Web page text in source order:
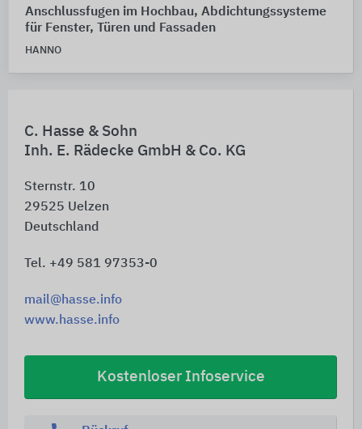
C. Hasse & Sohn
Inh. E. Rädecke GmbH & Co. KG
Sternstr. 10
29525 Uelzen
Deutschland
Tel. +49 581 97353-0
mail@hasse.info
www.hasse.info
Kostenloser Infoservice
Anschlussfugen im Hochbau, Abdichtungssysteme
für Fenster, Türen und Fassaden
HANNO